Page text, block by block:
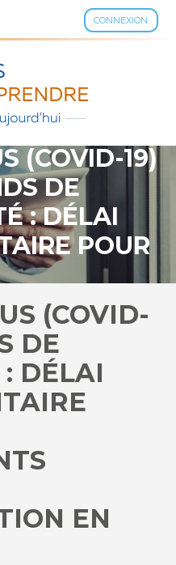
CONNEXION
(COVID-19)
DE
: DÉLAI
POUR
EN
(COVID-
DE
DÉLAI
EN